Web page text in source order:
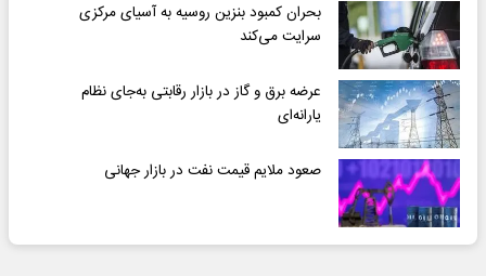
بحران کمبود بنزین روسیه به آسیای مرکزی
سرایت می‌کند
عرضه برق و گاز در بازار رقابتی به‌جای نظام
یارانه‌ای
صعود ملایم قیمت نفت در بازار جهانی